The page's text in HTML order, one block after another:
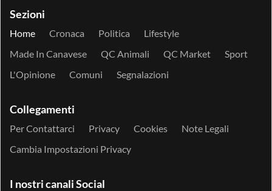
Sezioni
Home Cronaca Politica
Lifestyle
Made In Canavese
QC Animali QC Market
Sport
L'Opinione
Comuni Segnalazioni
Collegamenti
Per Contattarci Privacy Cookies
Note Legali
Cambia Impostazioni Privacy
I nostri canali Social